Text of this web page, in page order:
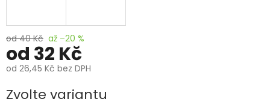
od 40 Kč až –20 %
od 32 Kč
od 26,45 Kč bez DPH
Měrná
cena:
Zvolte variantu